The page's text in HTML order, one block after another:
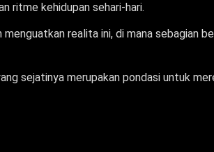
ritme kehidupan sehari-hari.
realita ini, di mana sebagian
sejatinya merupakan pondasi untuk